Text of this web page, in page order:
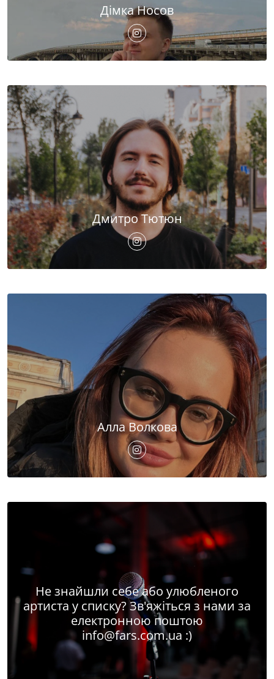
Дімка Носов
Дмитро Тютюн
Алла Волкова
Не знайшли себе або улюбленого
артиста у списку? Зв'яжіться з нами за
електронною поштою
info@fars.com.ua :)